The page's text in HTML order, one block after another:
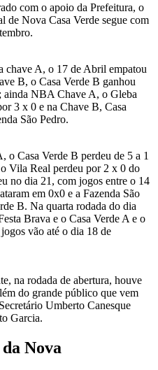
com o apoio da Prefeitura, o
de Nova Casa Verde segue com
chave A, o 17 de Abril empatou
B, o Casa Verde B ganhou
ainda NBA Chave A, o Gleba
3 x 0 e na Chave B, Casa
São Pedro.
o Casa Verde B perdeu de 5 a 1
Vila Real perdeu por 2 x 0 do
no dia 21, com jogos entre o 14
em 0x0 e a Fazenda São
B. Na quarta rodada do dia
Brava e o Casa Verde A e o
vão até o dia 18 de
na rodada de abertura, houve
do grande público que vem
Umberto Canesque
Garcia.
Nova